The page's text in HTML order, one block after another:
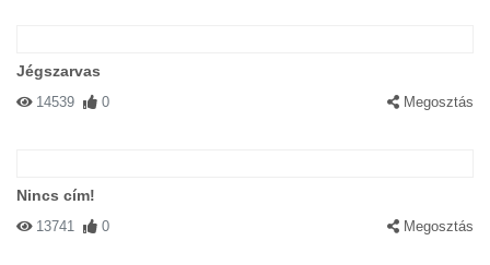
Jégszarvas
14539 0 Megosztás
Nincs cím!
13741 0 Megosztás